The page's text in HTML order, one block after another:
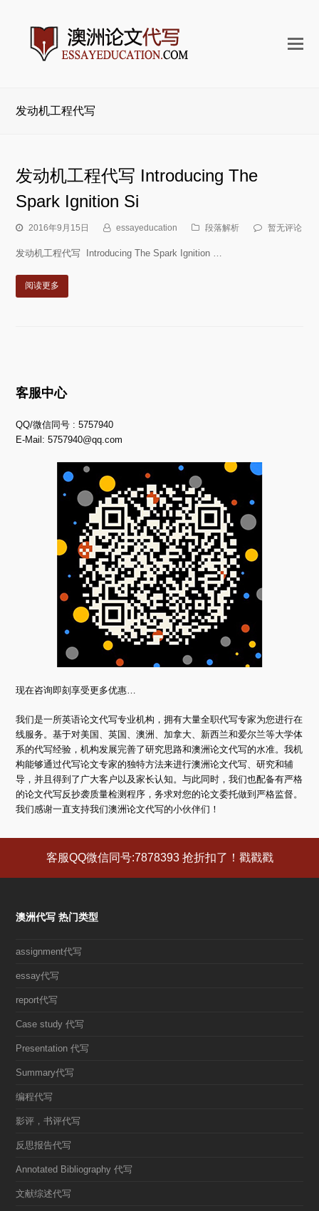
打
发动机工程代写
发动机工程代写 Introducing The
Spark Ignition Si
2016年9月15日 essayeducation 段落解析 暂无评论
发动机工程代写 Introducing The Spark Ignition …
阅读更多
客服中心
QQ/微信同号 : 5757940
E-Mail:5757940@qq.com
现在咨询即刻享受更多优惠…
我们是一所英语论文代写专业机构，拥有大量全职代写专家为您进行在
线服务。基于对美国、英国、澳洲、加拿大、新西兰和爱尔兰等大学体
系的代写经验，机构发展完善了研究思路和澳洲论文代写的水准。我机
构能够通过代写论文专家的独特方法来进行澳洲论文代写、研究和辅
导，并且得到了广大客户以及家长认知。与此同时，我们也配备有严格
的论文代写反抄袭质量检测程序，务求对您的论文委托做到严格监督。
我们感谢一直支持我们澳洲论文代写的小伙伴们！
客服QQ微信同号:7878393 抢折扣了！戳戳戳
澳洲代写 热门类型
assignment代写
essay代写
report代写
Case study 代写
Presentation 代写
Summary代写
编程代写
影评，书评代写
反思报告代写
Annotated Bibliography 代写
文献综述代写